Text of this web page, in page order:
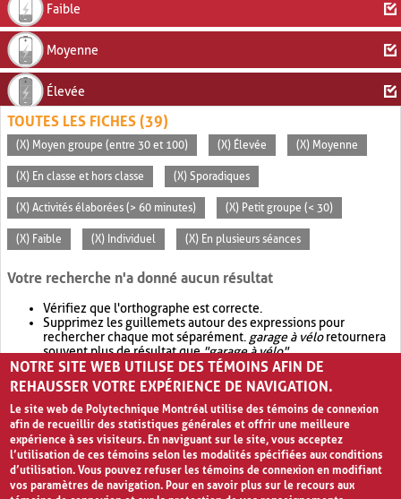
Faible
Moyenne
Élevée
TOUTES LES FICHES (39)
(X) Moyen groupe (entre 30 et 100) (X) Élevée (X) Moyenne
(X) En classe et hors classe (X) Sporadiques
(X) Activités élaborées (> 60 minutes) (X) Petit groupe (< 30)
(X) Faible (X) Individuel (X) En plusieurs séances
Votre recherche n'a donné aucun résultat
Vérifiez que l'orthographe est correcte.
Supprimez les guillemets autour des expressions pour
rechercher chaque mot séparément. garage à véloretournera
souvent plus de résultat que"garage à vélo".
Envisagez d'élargir votre recherche avec OR.garage OR vélo
retournera souvent plus de résultat quegarage à vélo
NOTRE SITE WEB UTILISE DES TÉMOINS AFIN DE
REHAUSSER VOTRE EXPÉRIENCE DE NAVIGATION.
Le site web de Polytechnique Montréal utilise des témoins de connexion
afin de recueillir des statistiques générales et offrir une meilleure
expérience à ses visiteurs. En naviguant sur le site, vous acceptez
l’utilisation de ces témoins selon les modalités spécifiées aux conditions
d’utilisation. Vous pouvez refuser les témoins de connexion en modifiant
vos paramètres de navigation. Pour en savoir plus sur le recours aux